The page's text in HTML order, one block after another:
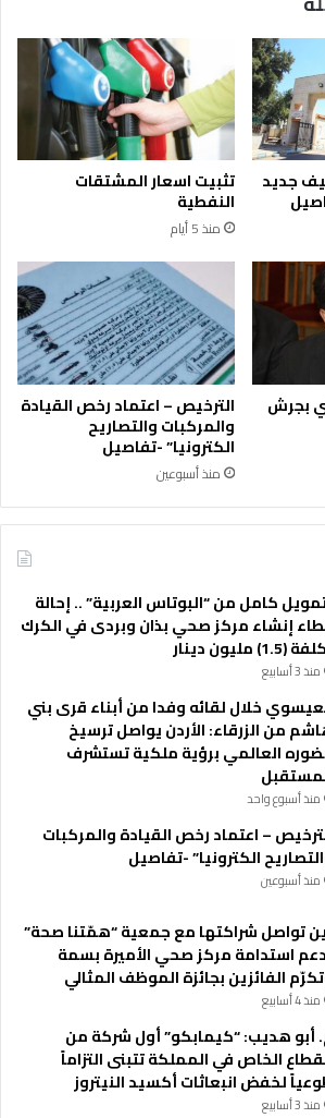
جديد تثبيت اسعار المشتقات
النفطية
منذ 5 أيام
بجرش الترخيص – اعتماد رخص القيادة
والمركبات والتصاريح
الكترونيا” -تفاصيل
منذ أسبوعين
كامل من “البوتاس العربية” .. إحالة
إنشاء مركز صحي بذان وبردى في الكرك
(1.5) مليون دينار
منذ 3 أسابيع
خلال لقائه وفدا من أبناء قرى بني
من الزرقاء: الأردن يواصل ترسيخ
العالمي برؤية ملكية تستشرف
منذ أسبوع واحد
– اعتماد رخص القيادة والمركبات
الكترونيا” -تفاصيل
منذ أسبوعين
تواصل شراكتها مع جمعية “همّتنا صحة”
استدامة مركز صحي الأميرة بسمة
الفائزين بجائزة الموظف المثالي
منذ 4 أسابيع
أبو هديب: “كيمابكو” أول شركة من
الخاص في المملكة تتبنى التزاماً
لخفض انبعاثات أكسيد النيتروز
منذ 3 أسابيع